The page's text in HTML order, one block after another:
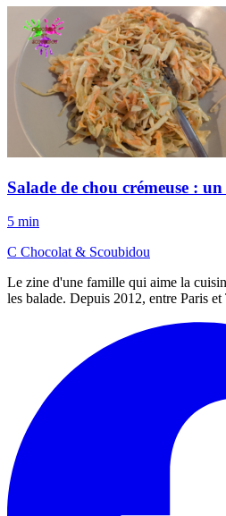
Salade de chou crémeuse :
5 min
C Chocolat & Scoubidou
Le zine d'une famille qui aime la
les balade. Depuis 2012, entre Paris